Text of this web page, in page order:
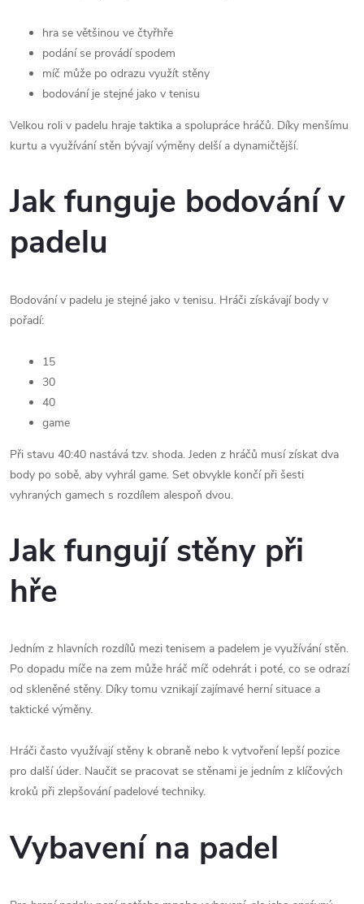
hra se většinou ve čtyřhře
podání se provádí spodem
míč může po odrazu využít stěny
bodování je stejné jako v tenisu
Velkou roli v padelu hraje taktika a spolupráce hráčů. Díky menšímu
kurtu a využívání stěn bývají výměny delší a dynamičtější.
Jak funguje bodování v
padelu
Bodování v padelu je stejné jako v tenisu. Hráči získávají body v
pořadí:
15
30
40
game
Při stavu 40:40 nastává tzv. shoda. Jeden z hráčů musí získat dva
body po sobě, aby vyhrál game. Set obvykle končí při šesti
vyhraných gamech s rozdílem alespoň dvou.
Jak fungují stěny při
hře
Jedním z hlavních rozdílů mezi tenisem a padelem je využívání stěn.
Po dopadu míče na zem může hráč míč odehrát i poté, co se odrazí
od skleněné stěny. Díky tomu vznikají zajímavé herní situace a
taktické výměny.
Hráči často využívají stěny k obraně nebo k vytvoření lepší pozice
pro další úder. Naučit se pracovat se stěnami je jedním z klíčových
kroků při zlepšování padelové techniky.
Vybavení na padel